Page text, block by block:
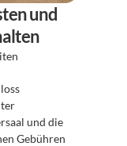
und
und die
Gebühren